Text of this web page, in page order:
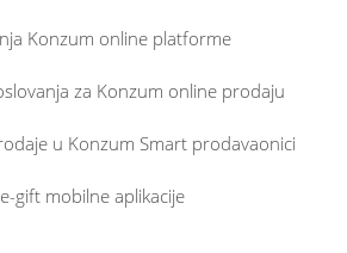
Konzum online platforme
za Konzum online prodaju
u Konzum Smart prodavaonici
gift mobilne aplikacije